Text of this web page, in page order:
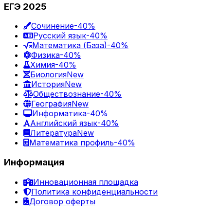
ЕГЭ 2025
Сочинение-40%
Русский язык-40%
Математика (База)-40%
Физика-40%
Химия-40%
БиологияNew
ИсторияNew
Обществознание-40%
ГеографияNew
Информатика-40%
Английский язык-40%
ЛитератураNew
Математика профиль-40%
Информация
Инновационная площадка
Политика конфиденциальности
Договор оферты